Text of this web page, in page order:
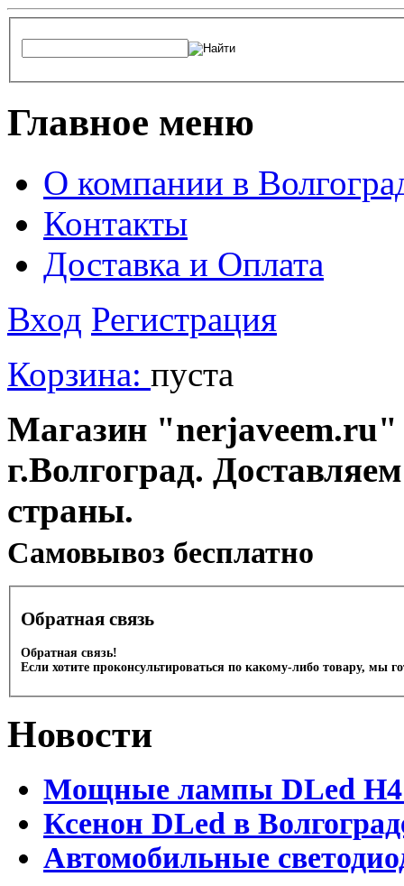
Главное меню
О компании в
Контакты
Доставка и Оплата
Вход Регистрация
Корзина: пуста
Магазин "nerjaveem.ru"
г.Волгоград.
страны.
Cамовывоз бесплатно
Обратная связь
Обратная связь!
Если хотите проконсультироваться по какому-либо товару, мы
Новости
Мощные лампы DLed H4
Ксенон DLed в
Автомобильные